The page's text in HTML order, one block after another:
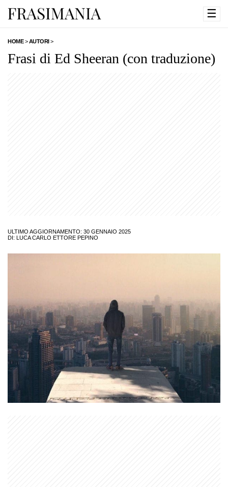
☰
HOME>AUTORI>
Frasi di Ed Sheeran (con traduzione)
ULTIMO AGGIORNAMENTO: 30 GENNAIO 2025
DI: LUCA CARLO ETTORE PEPINO